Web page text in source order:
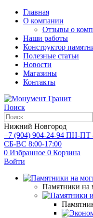
Главная
О компании
Отзывы о
Наши работы
Конструктор
Полезные статьи
Новости
Магазины
Контакты
Поиск
Нижний Новгород
+7 (904) 904-24-94 ПН-ПТ
СБ-ВС 8:00-17:00
0 Избранное 0 Корзина
Войти
Памятники на